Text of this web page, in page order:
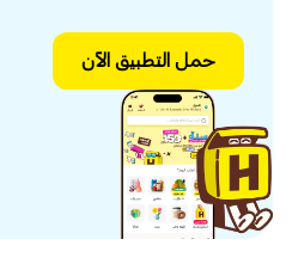
حمل التطبيق الآن